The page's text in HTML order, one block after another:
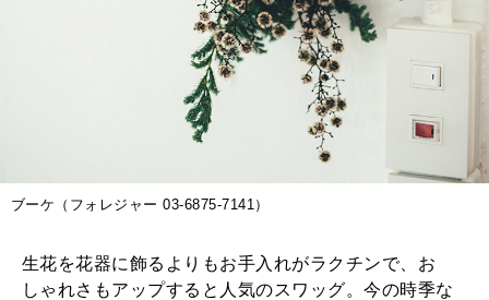
2026年3月号「スイーツ予想図 2026」
2026年2月号「良運を掴む 新・開運術。」
2026年1月号「猫がいれば、幸せ」
ブーケ（フォレジャー 03-6875-7141）
生花を花器に飾るよりもお手入れがラクチンで、お
しゃれさもアップすると人気のスワッグ。今の時季な